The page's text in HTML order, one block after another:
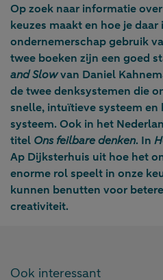
Op zoek naar informatie
keuzes maakt en hoe je
ondernemerschap gebruik
twee boeken zijn een goed
and Slowvan Daniel
de twee denksystemen die
snelle, intuïtieve systeem
systeem. Ook in het
titel Ons feilbare denken. In
Ap Dijksterhuis uit hoe het
enorme rol speelt in onze
kunnen benutten voor
creativiteit.
Ook interessant